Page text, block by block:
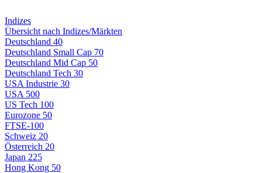
Indizes
Übersicht nach Indizes/Märkten
Deutschland 40
Deutschland Small Cap 70
Deutschland Mid Cap 50
Deutschland Tech 30
USA Industrie 30
USA 500
US Tech 100
Eurozone 50
FTSE-100
Schweiz 20
Österreich 20
Japan 225
Hong Kong 50